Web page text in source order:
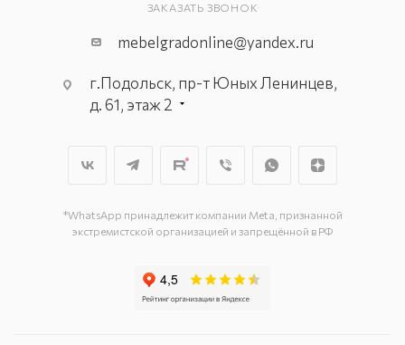
ЗАКАЗАТЬ ЗВОНОК
mebelgradonline@yandex.ru
г.Подольск, пр-т Юных Ленинцев,
д. 61, этаж 2
г. Подольск, ул. Станционная, д. 11
*WhatsApp принадлежит компании Meta, признанной
экстремистской организацией и запрещённой в РФ